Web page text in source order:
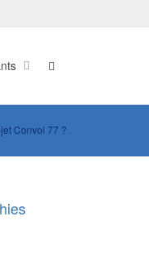
Convoi 77 ?